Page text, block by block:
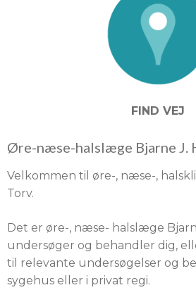
FIND VEJ
Øre-næse-halslæge Bjarne J.
Velkommen til øre-, næse-,
Torv.
Det er øre-, næse- halslæge
undersøger og behandler dig,
til relevante undersøgelser og
sygehus eller i privat regi.